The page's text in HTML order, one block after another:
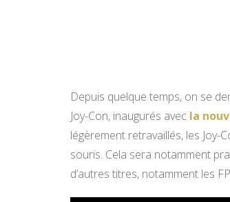
Depuis quelque temps, on se
Joy-Con, inaugurés avec la
légèrement retravaillés, les
souris. Cela sera notamment
d’autres titres, notamment les